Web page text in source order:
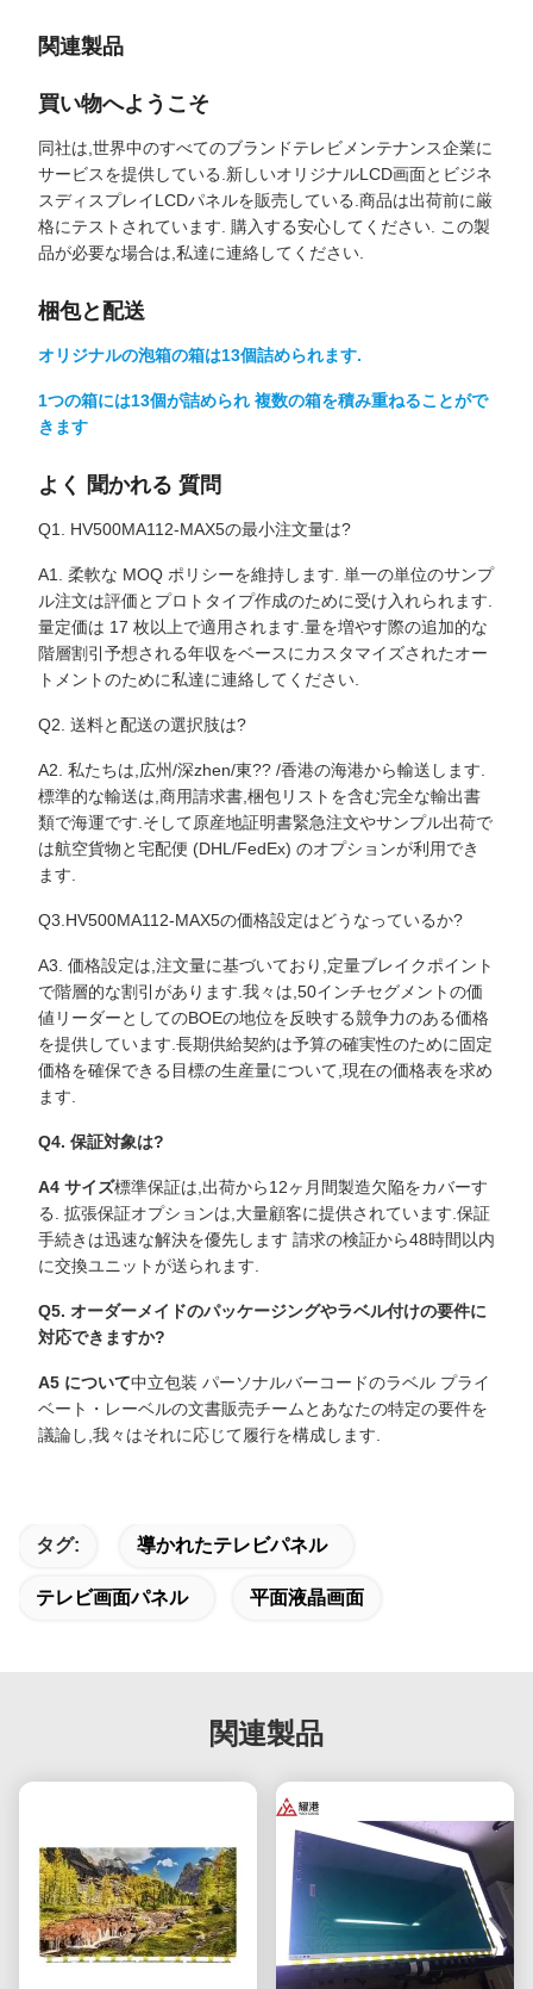
関連製品
買い物へようこそ
同社は,世界中のすべてのブランドテレビメンテナンス企業に
サービスを提供している.新しいオリジナルLCD画面とビジネ
スディスプレイLCDパネルを販売している.商品は出荷前に厳
格にテストされています. 購入する安心してください. この製
品が必要な場合は,私達に連絡してください.
梱包と配送
オリジナルの泡箱の箱は13個詰められます.
1つの箱には13個が詰められ 複数の箱を積み重ねることがで
きます
よく 聞かれる 質問
Q1. HV500MA112-MAX5の最小注文量は?
A1. 柔軟な MOQ ポリシーを維持します. 単一の単位のサンプ
ル注文は評価とプロトタイプ作成のために受け入れられます.
量定価は 17 枚以上で適用されます.量を増やす際の追加的な
階層割引予想される年収をベースにカスタマイズされたオー
トメントのために私達に連絡してください.
Q2. 送料と配送の選択肢は?
A2. 私たちは,広州/深zhen/東?? /香港の海港から輸送します.
標準的な輸送は,商用請求書,梱包リストを含む完全な輸出書
類で海運です.そして原産地証明書緊急注文やサンプル出荷で
は航空貨物と宅配便 (DHL/FedEx) のオプションが利用でき
ます.
Q3.HV500MA112-MAX5の価格設定はどうなっているか?
A3. 価格設定は,注文量に基づいており,定量ブレイクポイント
で階層的な割引があります.我々は,50インチセグメントの価
値リーダーとしてのBOEの地位を反映する競争力のある価格
を提供しています.長期供給契約は予算の確実性のために固定
価格を確保できる目標の生産量について,現在の価格表を求め
ます.
Q4. 保証対象は?
A4 サイズ標準保証は,出荷から12ヶ月間製造欠陥をカバーす
る. 拡張保証オプションは,大量顧客に提供されています.保証
手続きは迅速な解決を優先します 請求の検証から48時間以内
に交換ユニットが送られます.
Q5. オーダーメイドのパッケージングやラベル付けの要件に
対応できますか?
A5 について中立包装 パーソナルバーコードのラベル プライ
ベート・レーベルの文書販売チームとあなたの特定の要件を
議論し,我々はそれに応じて履行を構成します.
タグ: 導かれたテレビパネル
テレビ画面パネル 平面液晶画面
関連製品